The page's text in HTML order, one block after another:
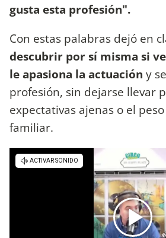
gusta esta profesión".
Con estas palabras dejó en
descubrir por sí misma si
le apasiona la actuación y
profesión, sin dejarse llevar
expectativas ajenas o el
familiar.